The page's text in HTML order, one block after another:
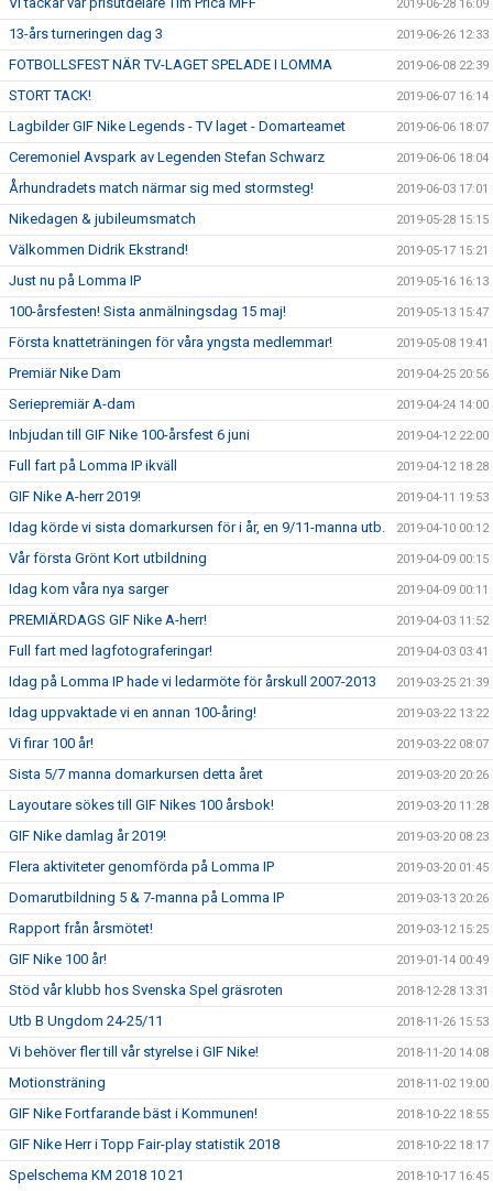
2019-06-28 16:09
13-års turneringen dag 3 2019-06-26 12:33
FOTBOLLSFEST NÄR TV-LAGET SPELADE I LOMMA 2019-06-08 22:39
STORT TACK! 2019-06-07 16:14
Lagbilder GIF Nike Legends - TV laget - Domarteamet 2019-06-06 18:07
Ceremoniel Avspark av Legenden Stefan Schwarz 2019-06-06 18:04
Århundradets match närmar sig med stormsteg! 2019-06-03 17:01
Nikedagen & jubileumsmatch 2019-05-28 15:15
Välkommen Didrik Ekstrand! 2019-05-17 15:21
Just nu på Lomma IP 2019-05-16 16:13
100-årsfesten! Sista anmälningsdag 15 maj! 2019-05-13 15:47
Första knatteträningen för våra yngsta medlemmar! 2019-05-08 19:41
Premiär Nike Dam 2019-04-25 20:56
Seriepremiär A-dam 2019-04-24 14:00
Inbjudan till GIF Nike 100-årsfest 6 juni 2019-04-12 22:00
Full fart på Lomma IP ikväll 2019-04-12 18:28
GIF Nike A-herr 2019! 2019-04-11 19:53
Idag körde vi sista domarkursen för i år, en 9/11-manna utb. 2019-04-10 00:12
Vår första Grönt Kort utbildning 2019-04-09 00:15
Idag kom våra nya sarger 2019-04-09 00:11
PREMIÄRDAGS GIF Nike A-herr! 2019-04-03 11:52
Full fart med lagfotograferingar! 2019-04-03 03:41
Idag på Lomma IP hade vi ledarmöte för årskull 2007-2013 2019-03-25 21:39
Idag uppvaktade vi en annan 100-åring! 2019-03-22 13:22
Vi firar 100 år! 2019-03-22 08:07
Sista 5/7 manna domarkursen detta året 2019-03-20 20:26
Layoutare sökes till GIF Nikes 100 årsbok! 2019-03-20 11:28
GIF Nike damlag år 2019! 2019-03-20 08:23
Flera aktiviteter genomförda på Lomma IP 2019-03-20 01:45
Domarutbildning 5 & 7-manna på Lomma IP 2019-03-13 20:26
Rapport från årsmötet! 2019-03-12 15:25
GIF Nike 100 år! 2019-01-14 00:49
Stöd vår klubb hos Svenska Spel gräsroten 2018-12-28 13:31
Utb B Ungdom 24-25/11 2018-11-26 15:53
Vi behöver fler till vår styrelse i GIF Nike! 2018-11-20 14:08
Motionsträning 2018-11-02 19:00
GIF Nike Fortfarande bäst i Kommunen! 2018-10-22 18:55
GIF Nike Herr i Topp Fair-play statistik 2018 2018-10-22 18:17
Spelschema KM 2018 10 21 2018-10-17 16:45